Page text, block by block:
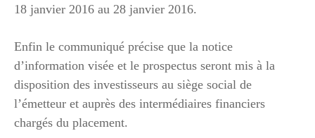
18 janvier 2016 au 28 janvier 2016.
Enfin le communiqué précise que la notice
d’information visée et le prospectus seront mis à la
disposition des investisseurs au siège social de
l’émetteur et auprès des intermédiaires financiers
chargés du placement.